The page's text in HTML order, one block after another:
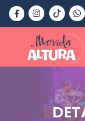
Saltar
contenido